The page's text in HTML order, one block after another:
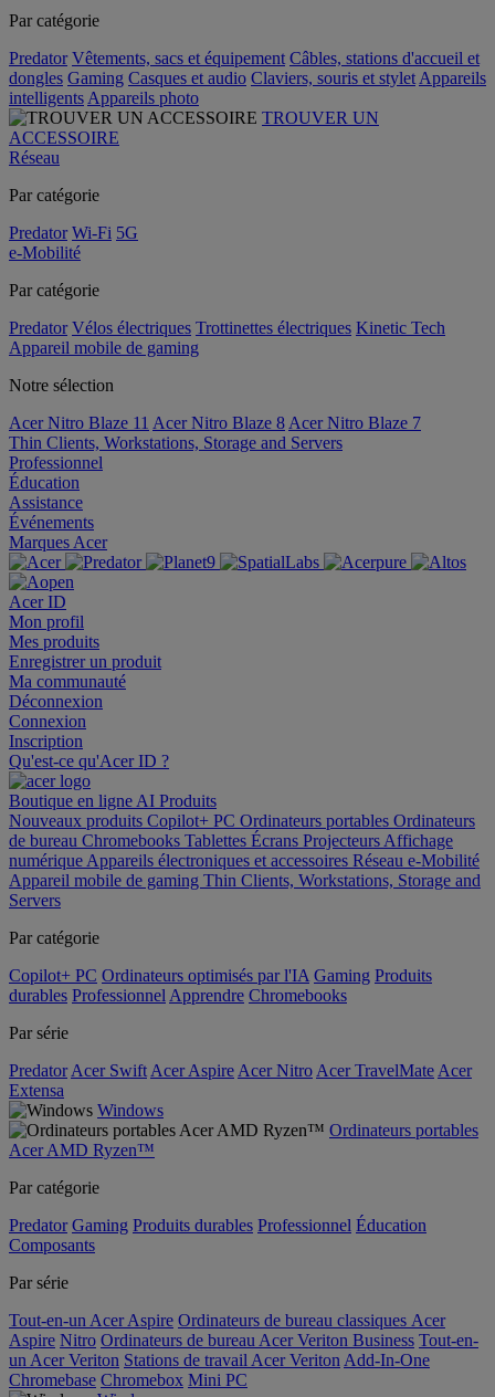
Par catégorie
Predator Vêtements, sacs et équipement Câbles, stations d'accueil et
dongles Gaming Casques et audio Claviers, souris et stylet Appareils
intelligents Appareils photo
TROUVER UN
ACCESSOIRE
Réseau
Par catégorie
Predator Wi-Fi 5G
e-Mobilité
Par catégorie
Predator Vélos électriques Trottinettes électriques Kinetic Tech
Appareil mobile de gaming
Notre sélection
Acer Nitro Blaze 11 Acer Nitro Blaze 8 Acer Nitro Blaze 7
Thin Clients, Workstations, Storage and Servers
Professionnel
Éducation
Assistance
Événements
Marques Acer
Acer ID
Mon profil
Mes produits
Enregistrer un produit
Ma communauté
Déconnexion
Connexion
Inscription
Qu'est-ce qu'Acer ID ?
Boutique en ligne AI Produits
Nouveaux produits Copilot+ PC Ordinateurs portables Ordinateurs
de bureau Chromebooks Tablettes Écrans Projecteurs Affichage
numérique Appareils électroniques et accessoires Réseau e-Mobilité
Appareil mobile de gaming Thin Clients, Workstations, Storage and
Servers
Par catégorie
Copilot+ PC Ordinateurs optimisés par l'IA Gaming Produits
durables Professionnel Apprendre Chromebooks
Par série
Predator Acer Swift Acer Aspire Acer Nitro Acer TravelMate Acer
Extensa
Windows
Ordinateurs portables
Acer AMD Ryzen™
Par catégorie
Predator Gaming Produits durables Professionnel Éducation
Composants
Par série
Tout-en-un Acer Aspire Ordinateurs de bureau classiques Acer
Aspire Nitro Ordinateurs de bureau Acer Veriton Business Tout-en-
un Acer Veriton Stations de travail Acer Veriton Add-In-One
Chromebase Chromebox Mini PC